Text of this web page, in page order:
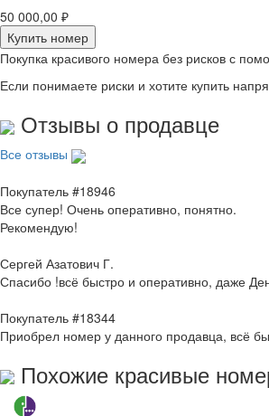
50 000,00 ₽
Купить номер
Покупка красивого номера без рисков с
Если понимаете риски и хотите купить
Отзывы о продавце
Все отзывы
Покупатель #18946
Все супер! Очень оперативно, понятно.
Рекомендую!
Сергей Азатович Г.
Спасибо !всё быстро и оперативно, даже
Покупатель #18344
Приобрел номер у данного продавца, всё
Похожие красивые